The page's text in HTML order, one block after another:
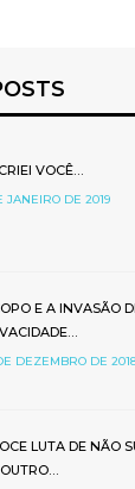
VOCÊ…
JANEIRO DE 2019
E A INVASÃO
DEZEMBRO DE
LUTA DE NÃO